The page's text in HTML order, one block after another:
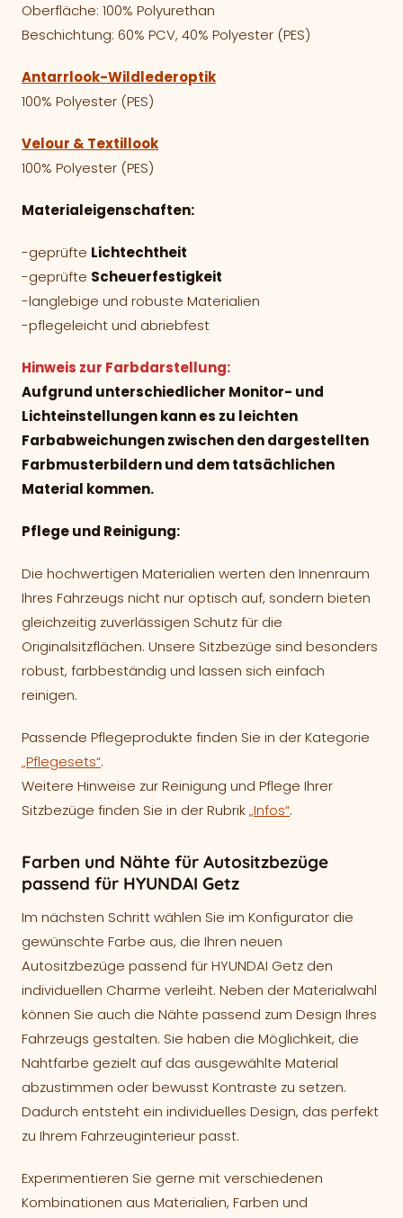
Oberfläche: 100% Polyurethan
Beschichtung: 60% PCV, 40% Polyester (PES)
Antarrlook-Wildlederoptik
100% Polyester (PES)
Velour & Textillook
100% Polyester (PES)
Materialeigenschaften:
-geprüfte Lichtechtheit
-geprüfte Scheuerfestigkeit
-langlebige und robuste Materialien
-pflegeleicht und abriebfest
Hinweis zur Farbdarstellung:
Aufgrund unterschiedlicher Monitor- und
Lichteinstellungen kann es zu leichten
Farbabweichungen zwischen den dargestellten
Farbmusterbildern und dem tatsächlichen
Material kommen.
Pflege und Reinigung:
Die hochwertigen Materialien werten den Innenraum
Ihres Fahrzeugs nicht nur optisch auf, sondern bieten
gleichzeitig zuverlässigen Schutz für die
Originalsitzflächen. Unsere Sitzbezüge sind besonders
robust, farbbeständig und lassen sich einfach
reinigen.
Passende Pflegeprodukte finden Sie in der Kategorie
„Pflegesets“.
Weitere Hinweise zur Reinigung und Pflege Ihrer
Sitzbezüge finden Sie in der Rubrik„Infos“.
Farben und Nähte für Autositzbezüge
passend für HYUNDAI Getz
Im nächsten Schritt wählen Sie im Konfigurator die
gewünschte Farbe aus, die Ihren neuen
Autositzbezüge passend für HYUNDAI Getz den
individuellen Charme verleiht. Neben der Materialwahl
können Sie auch die Nähte passend zum Design Ihres
Fahrzeugs gestalten. Sie haben die Möglichkeit, die
Nahtfarbe gezielt auf das ausgewählte Material
abzustimmen oder bewusst Kontraste zu setzen.
Dadurch entsteht ein individuelles Design, das perfekt
zu Ihrem Fahrzeuginterieur passt.
Experimentieren Sie gerne mit verschiedenen
Kombinationen aus Materialien, Farben und